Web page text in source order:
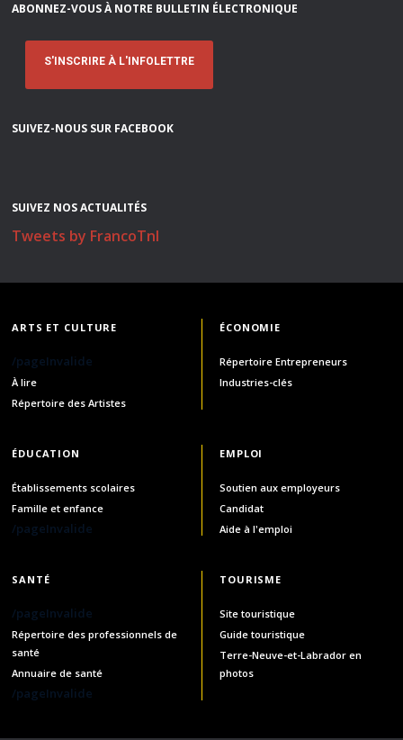
ABONNEZ-VOUS À NOTRE BULLETIN ÉLECTRONIQUE
S'INSCRIRE À L'INFOLETTRE
SUIVEZ-NOUS SUR FACEBOOK
SUIVEZ NOS ACTUALITÉS
Tweets by FrancoTnl
ARTS ET CULTURE
/pageInvalide
À lire
Répertoire des Artistes
ÉCONOMIE
Répertoire Entrepreneurs
Industries-clés
ÉDUCATION
Établissements scolaires
Famille et enfance
/pageInvalide
EMPLOI
Soutien aux employeurs
Candidat
Aide à l'emploi
SANTÉ
/pageInvalide
Répertoire des professionnels de
santé
Annuaire de santé
/pageInvalide
TOURISME
Site touristique
Guide touristique
Terre-Neuve-et-Labrador en
photos